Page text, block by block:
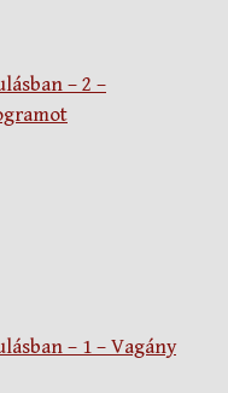
– 2 –
– 1 – Vagány